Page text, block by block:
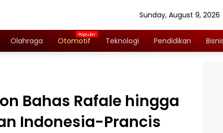
Sunday, August 9, 2026
Olahraga Otomotif Teknologi Pendidikan
Bahas Rafale hingga
Indonesia-Prancis